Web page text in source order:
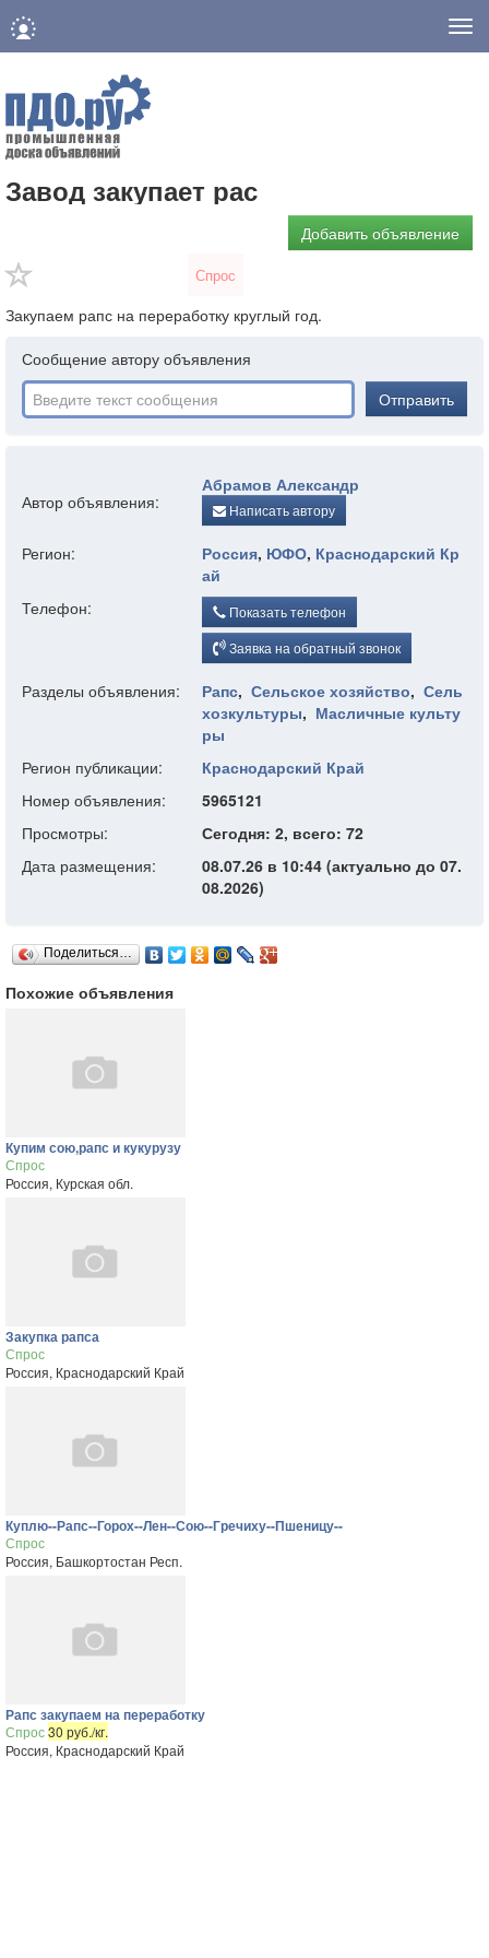
Завод закупает рас
Добавить объявление
Спрос
Закупаем рапс на переработку круглый год.
Сообщение автору объявления
Отправить
Автор объявления:
Абрамов Александр
Написать автору
Регион: Россия, ЮФО, Краснодарский Кр
ай
Телефон:
Показать телефон
Заявка на обратный звонок
Разделы объявления: Рапс, Сельское хозяйство, Сель
хозкультуры, Масличные культу
ры
Регион публикации:
Краснодарский Край
Номер объявления:
5965121
Просмотры:
Сегодня: 2, всего: 72
Дата размещения:
08.07.26 в 10:44 (актуально до 07.
08.2026)
Поделиться…
Похожие объявления
Купим сою,рапс и кукурузу
Спрос
Россия, Курская обл.
Закупка рапса
Спрос
Россия, Краснодарский Край
Куплю--Рапс--Горох--Лен--Сою--Гречиху--Пшеницу--
Спрос
Россия, Башкортостан Респ.
Рапс закупаем на переработку
Спрос30 руб./кг.
Россия, Краснодарский Край